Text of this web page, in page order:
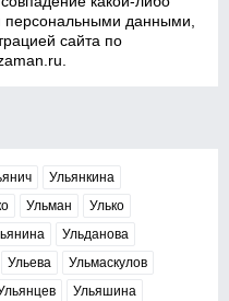
данными,
сайта по
Ульянкина
Ульман
Улько
Ульданова
Ульева
Ульмаскулов
Ульяшина